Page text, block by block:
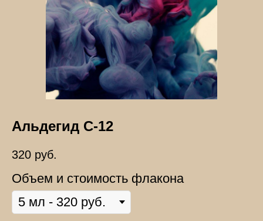
Альдегид С-12
320 руб.
Объем и стоимость флакона